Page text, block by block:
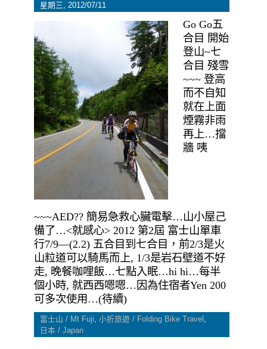
星期三, 2012/07/11
Go Go五
合目 開始
登山~七
合目 殘雪
~~~ 登高
而不自知
就在上面
煙霧非雨
再上…擋
牆 咦
~~~AED?? 簡易急救心臟電擊…山小屋己
備了…<就感心> 2012 第2屆 富士山單車
行7/9—(2.2) 五合目到七合目，前2/3是火
山粒道可以騎馬而上, 1/3是岩石壁道不好
走, 晚餐咖哩飯…七點入眠…hi hi…每半
個小時, 就西西嗯嗯…因為住宿者Yen 200
可多次使用…(待續)
富士山 / Mt Fuji, 小折旅遊 / Folding Bike Travel ,
日本 / Japan